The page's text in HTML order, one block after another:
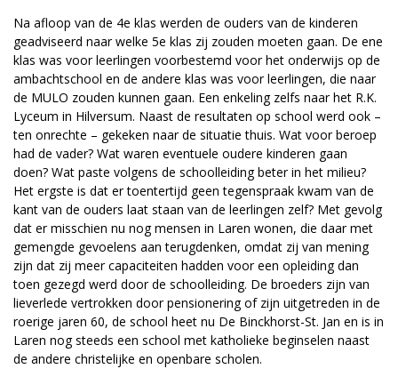
Na afloop van de 4e klas werden de ouders van de kinderen
geadviseerd naar welke 5e klas zij zouden moeten gaan. De ene
klas was voor leerlingen voorbestemd voor het onderwijs op de
ambachtschool en de andere klas was voor leerlingen, die naar
de MULO zouden kunnen gaan. Een enkeling zelfs naar het R.K.
Lyceum in Hilversum. Naast de resultaten op school werd ook –
ten onrechte – gekeken naar de situatie thuis. Wat voor beroep
had de vader? Wat waren eventuele oudere kinderen gaan
doen? Wat paste volgens de schoolleiding beter in het milieu?
Het ergste is dat er toentertijd geen tegenspraak kwam van de
kant van de ouders laat staan van de leerlingen zelf? Met gevolg
dat er misschien nu nog mensen in Laren wonen, die daar met
gemengde gevoelens aan terugdenken, omdat zij van mening
zijn dat zij meer capaciteiten hadden voor een opleiding dan
toen gezegd werd door de schoolleiding. De broeders zijn van
lieverlede vertrokken door pensionering of zijn uitgetreden in de
roerige jaren 60, de school heet nu De Binckhorst-St. Jan en is in
Laren nog steeds een school met katholieke beginselen naast
de andere christelijke en openbare scholen.